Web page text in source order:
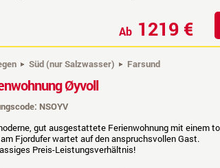
Ab 1219 €
Süd (nur Salzwasser) Farsund
Øyvoll
NSOYV
gut ausgestattete Ferienwohnung mit einem
Fjordufer wartet auf den anspruchsvollen Gast.
Preis-Leistungsverhältnis!